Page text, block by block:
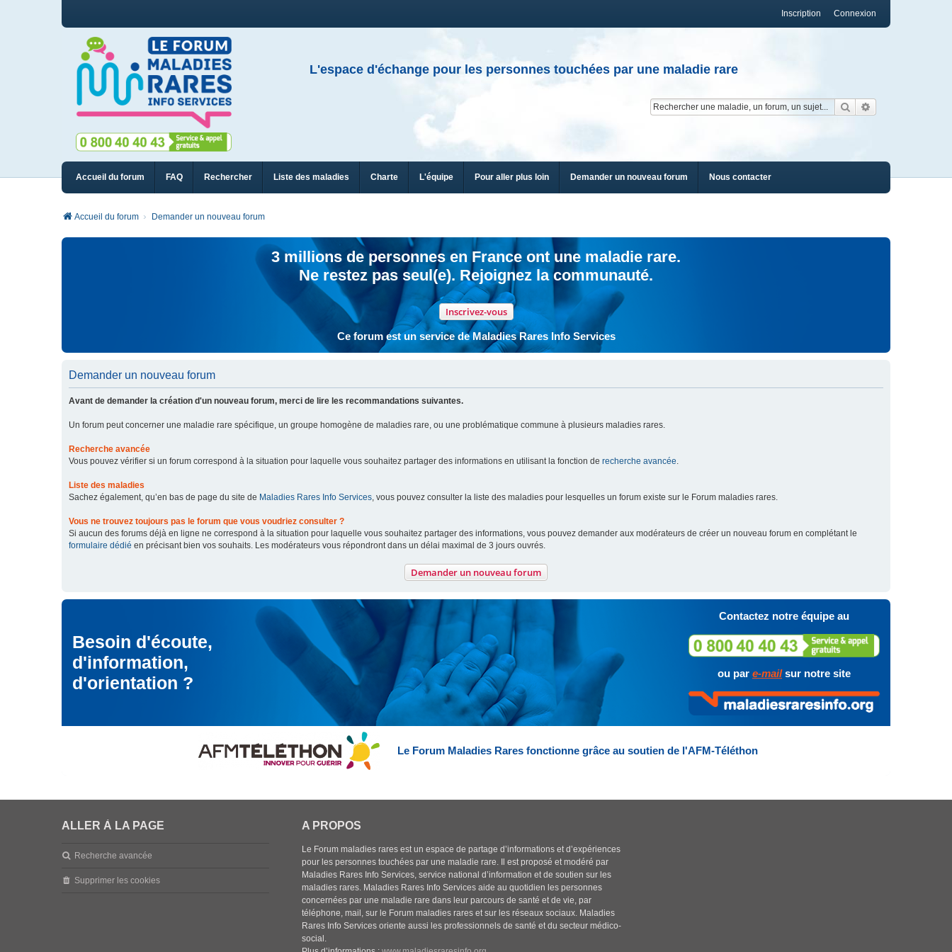
Connexion
Inscription
L'espace d'échange pour les personnes touchées par une maladie rare
Rechercher
Accueil du forum FAQ Rechercher Liste des maladies Charte L'équipe Pour aller plus loin Demander un nouveau forum Nous contacter
Accueil du forum Demander un nouveau forum
3 millions de personnes en France ont une maladie rare.
Ne restez pas seul(e). Rejoignez la communauté.
Inscrivez-vous
Ce forum est un service de Maladies Rares Info Services
Demander un nouveau forum
Avant de demander la création d'un nouveau forum, merci de lire les recommandations suivantes.
Un forum peut concerner une maladie rare spécifique, un groupe homogène de maladies rare, ou une problématique commune à plusieurs maladies rares.
Recherche avancée
Vous pouvez vérifier si un forum correspond à la situation pour laquelle vous souhaitez partager des informations en utilisant la fonction de recherche avancée.
Liste des maladies
Sachez également, qu’en bas de page du site de Maladies Rares Info Services, vous pouvez consulter la liste des maladies pour lesquelles un forum existe sur le Forum maladies rares.
Vous ne trouvez toujours pas le forum que vous voudriez consulter ?
Si aucun des forums déjà en ligne ne correspond à la situation pour laquelle vous souhaitez partager des informations, vous pouvez demander aux modérateurs de créer un nouveau forum en complétant le
formulaire dédié en précisant bien vos souhaits. Les modérateurs vous répondront dans un délai maximal de 3 jours ouvrés.
Demander un nouveau forum
Besoin d'écoute,
d'information,
d'orientation ?
Contactez notre équipe au
ou par e-mailsur notre site
Le Forum Maladies Rares fonctionne grâce au soutien de l'AFM-Téléthon
ALLER À LA PAGE
Recherche avancée
Supprimer les cookies
A PROPOS
Le Forum maladies rares est un espace de partage d’informations et d’expériences
pour les personnes touchées par une maladie rare. Il est proposé et modéré par
Maladies Rares Info Services, service national d’information et de soutien sur les
maladies rares. Maladies Rares Info Services aide au quotidien les personnes
concernées par une maladie rare dans leur parcours de santé et de vie, par
téléphone, mail, sur le Forum maladies rares et sur les réseaux sociaux. Maladies
Rares Info Services oriente aussi les professionnels de santé et du secteur médico-
social.